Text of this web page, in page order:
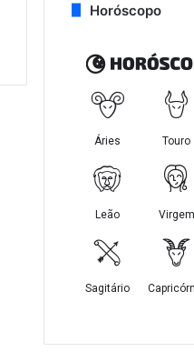
Horóscopo